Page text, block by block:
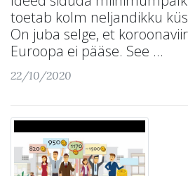
toetab kolm neljandikku
On juba selge, et
Euroopa ei pääse. See ...
22/10/2020